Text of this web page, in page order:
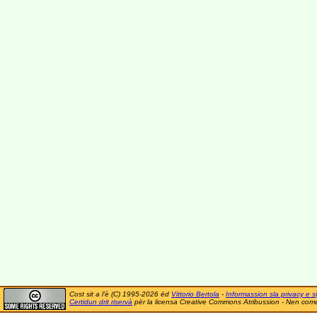
Cost sit a l'è (C) 1995-2026 ëd Vittorio Bertola - Informassion sla privacy e
Certidun drit riservà për la licensa Creative Commons Atribussion - Nen